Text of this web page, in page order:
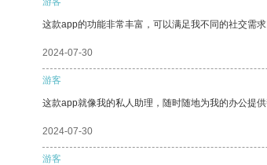
这款app的功能非常丰富，可以满足我不同的社交需求
2024-07-30
游客
这款app就像我的私人助理，随时随地为我的办公提
2024-07-30
游客